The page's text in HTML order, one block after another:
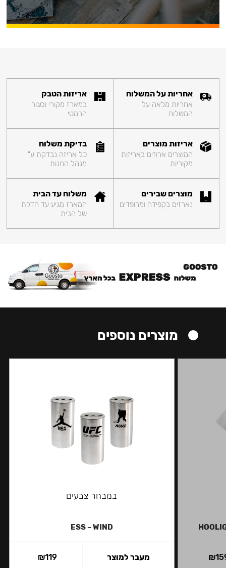
אחריות על המשלוח
אחריות מלאה על
המשלוח
אריזות הטבק
במארז מקורי וסגור
הרמטי
אריזות מוצרים
המוצרים ארוזים באריזות
מקוריות
בדיקת משלוח
כל אריזה נבדקת ע"י
מנהל החנות
מוצרים שבירים
נארזים בקפידה ומרופדים
משלוח עד הבית
המארז מגיע עד הדלת
של הבית
מוצרים נוספים
₪
במבחר צבעים
ESS – WIND
₪119 מעבר למוצר